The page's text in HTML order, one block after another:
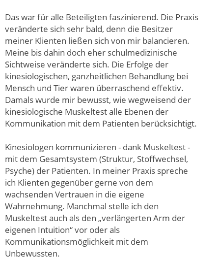
Das war für alle Beteiligten faszinierend. Die Praxis
veränderte sich sehr bald, denn die Besitzer
meiner Klienten ließen sich von mir balancieren.
Meine bis dahin doch eher schulmedizinische
Sichtweise veränderte sich. Die Erfolge der
kinesiologischen, ganzheitlichen Behandlung bei
Mensch und Tier waren überraschend effektiv.
Damals wurde mir bewusst, wie wegweisend der
kinesiologische Muskeltest alle Ebenen der
Kommunikation mit dem Patienten berücksichtigt.
Kinesiologen kommunizieren - dank Muskeltest -
mit dem Gesamtsystem (Struktur, Stoffwechsel,
Psyche) der Patienten. In meiner Praxis spreche
ich Klienten gegenüber gerne von dem
wachsenden Vertrauen in die eigene
Wahrnehmung. Manchmal stelle ich den
Muskeltest auch als den „verlängerten Arm der
eigenen Intuition“ vor oder als
Kommunikationsmöglichkeit mit dem
Unbewussten.